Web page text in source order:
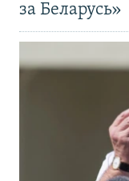
за Беларусь»